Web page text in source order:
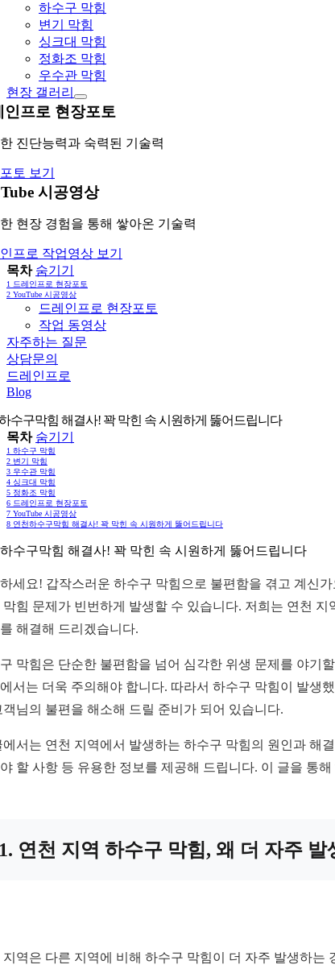
하수구 막힘
변기 막힘
싱크대 막힘
정화조 막힘
우수관 막힘
현장 갤러리
인프로 현장포토
진단능력과 숙력된 기술력
토 보기
시공영상
현장 경험을 통해 쌓아온 기술력
프로 작업영상 보기
목차 숨기기
1 드레인프로 현장포토
2 YouTube 시공영상
드레인프로 현장포토
작업 동영상
자주하는 질문
상담문의
드레인프로
Blog
수구막힘 해결사! 꽉 막힌 속 시원하게 뚫어드립니다
목차 숨기기
1 하수구 막힘
2 변기 막힘
3 우수관 막힘
4 싱크대 막힘
5 정화조 막힘
6 드레인프로 현장포토
7 YouTube 시공영상
8 연천하수구막힘 해결사! 꽉 막힌 속 시원하게 뚫어드립니다
수구막힘 해결사! 꽉 막힌 속 시원하게 뚫어드립니다
세요! 갑작스러운 하수구 막힘으로 불편함을 겪고 계신
막힘 문제가 빈번하게 발생할 수 있습니다. 저희는 연천
해결해 드리겠습니다.
막힘은 단순한 불편함을 넘어 심각한 위생 문제를 야기
서는 더욱 주의해야 합니다. 따라서 하수구 막힘이 발생
객님의 불편을 해소해 드릴 준비가 되어 있습니다.
에서는 연천 지역에서 발생하는 하수구 막힘의 원인과 해
할 사항 등 유용한 정보를 제공해 드립니다. 이 글을 통
연천 지역 하수구 막힘, 왜 더 자주 발
지역은 다른 지역에 비해 하수구 막힘이 더 자주 발생하는